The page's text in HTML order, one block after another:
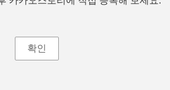
확인